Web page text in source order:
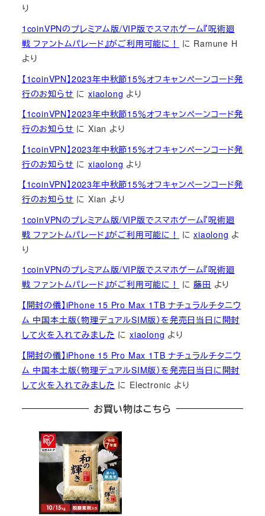
り
1coinVPNのプレミアム版/VIP版でスマホゲーム『呪術廻
戦 ファントムパレード』がご利用可能に！
に Ramune H
より
【1coinVPN】2023年中秋節15％オフキャンペーンコード発
行のお知らせ にxiaolong より
【1coinVPN】2023年中秋節15％オフキャンペーンコード発
行のお知らせ にXian より
【1coinVPN】2023年中秋節15％オフキャンペーンコード発
行のお知らせ にxiaolong より
【1coinVPN】2023年中秋節15％オフキャンペーンコード発
行のお知らせ にXian より
1coinVPNのプレミアム版/VIP版でスマホゲーム『呪術廻
戦 ファントムパレード』がご利用可能に！
にxiaolong よ
り
1coinVPNのプレミアム版/VIP版でスマホゲーム『呪術廻
戦 ファントムパレード』がご利用可能に！
に藤田 より
【開封の儀】iPhone 15 Pro Max 1TB ナチュラルチタニウ
ム 中国本土版（物理デュアルSIM版）を発売日当日に開封
して火を入れてみました にxiaolong より
【開封の儀】iPhone 15 Pro Max 1TB ナチュラルチタニウ
ム 中国本土版（物理デュアルSIM版）を発売日当日に開封
して火を入れてみました に Electronic より
お買い物はこちら